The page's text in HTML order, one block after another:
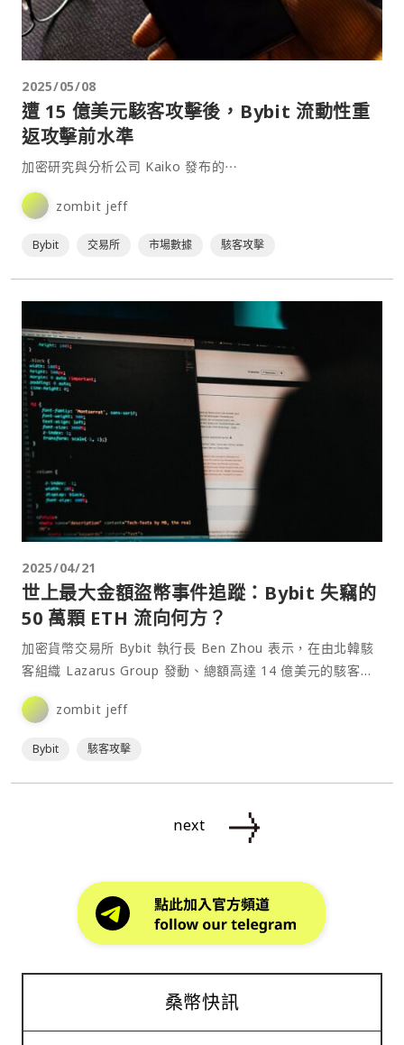
2025/05/08
遭 15 億美元駭客攻擊後，Bybit 流動性重
返攻擊前水準
加密研究與分析公司 Kaiko 發布的⋯
zombit jeff
Bybit 交易所 市場數據 駭客攻擊
2025/04/21
世上最大金額盜幣事件追蹤：Bybit 失竊的
50 萬顆 ETH 流向何方？
加密貨幣交易所 Bybit 執行長 Ben Zhou 表示，在由北韓駭
客組織 Lazarus Group 發動、總額高達 14 億美元的駭客攻
擊事件中，有約 28%⋯
zombit jeff
Bybit 駭客攻擊
next
桑幣快訊